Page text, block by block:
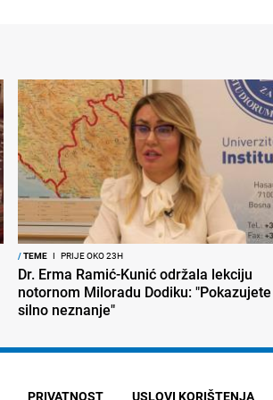
/TEME I PRIJE OKO 23H
Dr. Erma Ramić-Kunić održala lekciju
notornom Miloradu Dodiku: "Pokazujete
silno neznanje"
PRIVATNOST USLOVI KORIŠTENJA